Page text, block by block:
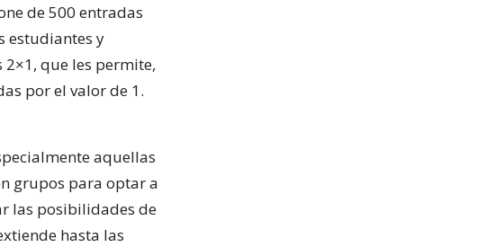
de 500 entradas
estudiantes y
2×1, que les permite,
por el valor de 1.
aquellas
grupos para optar a
las posibilidades de
hasta las